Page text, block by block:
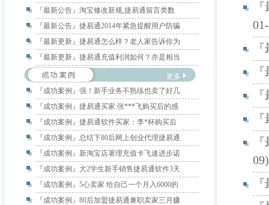
『最新公告』 淘宝修改新规,捷易通留言类数
『最新公告』 捷易通2014年紧急提醒用户防骗
『最新更新』 捷易通怎么样？老人家告诉你为
『最新更新』 捷易通充值利润如何？亦是相当
更多
『成功案例』 强！新手业务不熟练也卖了好几
『成功案例』 捷易通买家:张***飞购买后的感
『成功案例』 捷易通软件买家：李*杯购买后
『成功案例』 总结下80后网上创业代理捷易通
『成功案例』 新淘宝店署理充值卡飞速进步诺
『成功案例』 大2学生新手销售捷易通软件3天
『成功案例』 5心卖家 给自己一个月入6000的
『成功案例』 80后加盟捷易通兼职卖家三月赚
09)